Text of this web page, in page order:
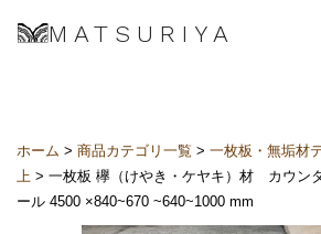
MATSURIYA
ホーム > 商品カテゴリ一覧 > 一枚板・無垢材
上 > 一枚板 欅（けやき・ケヤキ）材 カウン
ール 4500 ×840~670 ~640~1000 mm